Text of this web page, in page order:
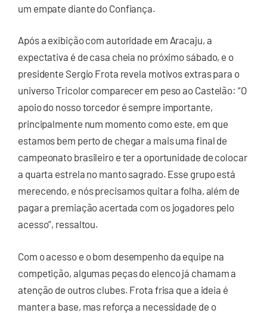
um empate diante do Confiança.
Após a exibição com autoridade em Aracaju, a
expectativa é de casa cheia no próximo sábado, e o
presidente Sergio Frota revela motivos extras para o
universo Tricolor comparecer em peso ao Castelão: “O
apoio do nosso torcedor é sempre importante,
principalmente num momento como este, em que
estamos bem perto de chegar a mais uma final de
campeonato brasileiro e ter a oportunidade de colocar
a quarta estrela no manto sagrado. Esse grupo está
merecendo, e nós precisamos quitar a folha, além de
pagar a premiação acertada com os jogadores pelo
acesso”, ressaltou.
Com o acesso e o bom desempenho da equipe na
competição, algumas peças do elenco já chamam a
atenção de outros clubes. Frota frisa que a ideia é
manter a base, mas reforça a necessidade de o